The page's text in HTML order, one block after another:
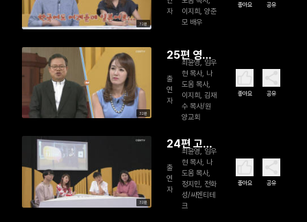
32분
대에 서다
지컬 배우
자
이지희, 양준
모 배우
좋아요 공유
32분
25편 영
적 싸움
이 치열
한 시골목
회 이야
기 - 김재
수 목사
출
연
자
최윤영, 임우
현 목사, 나
도움 목사,
이지희, 김재
수 목사/원
양교회
좋아요 공유
32분
24편 고정
관념을 탈
피해 새로
운 시장
을 개척하
출
연
자
최윤영, 임우
현 목사, 나
도움 목사,
정지민, 전화
성/씨엔티테
크
좋아요 공유